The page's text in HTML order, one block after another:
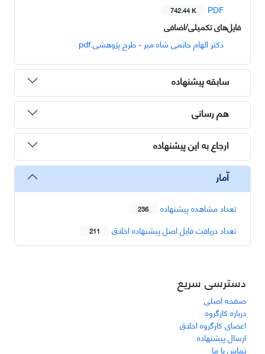
PDF
742.44 K
فایل‌های تکمیلی/اضافی
دکتر الهام حاتمی شاه میر - طرح پژوهشی.pdf
سابقه پیشنهاده
هم رسانی
ارجاع به این پیشنهاده
آمار
تعداد مشاهده پیشنهاده 236
تعداد دریافت فایل اصل پیشنهاده اخلاق 211
دسترسی سریع
صفحه اصلی
درباره کارگروه
اعضای کارگروه اخلاق
ارسال پیشنهاده
تماس با ما